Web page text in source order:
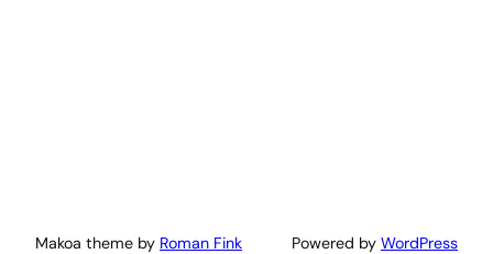
Makoa theme by Roman Fink Powered by WordPress